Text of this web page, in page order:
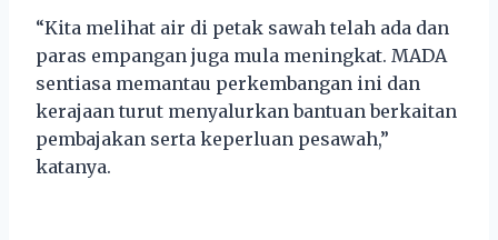
“Kita melihat air di petak sawah telah ada dan
paras empangan juga mula meningkat. MADA
sentiasa memantau perkembangan ini dan
kerajaan turut menyalurkan bantuan berkaitan
pembajakan serta keperluan pesawah,”
katanya.